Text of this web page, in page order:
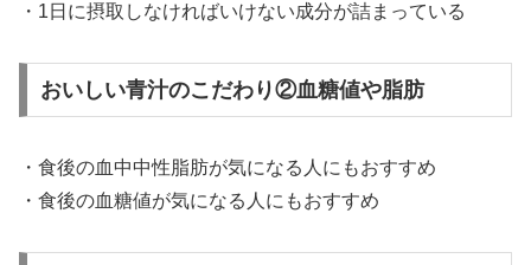
・1日に摂取しなければいけない成分が詰まっている
おいしい青汁のこだわり②血糖値や脂肪
・食後の血中中性脂肪が気になる人にもおすすめ
・食後の血糖値が気になる人にもおすすめ